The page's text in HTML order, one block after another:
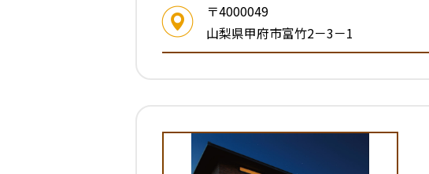
〒4000049
山梨県甲府市富竹2－3－1